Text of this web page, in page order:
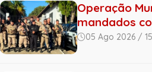
Operação
mandados
05 Ago 2026 /